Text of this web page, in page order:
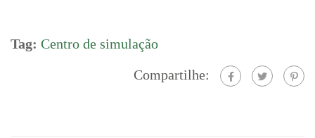
Tag: Centro de simulação
Compartilhe: